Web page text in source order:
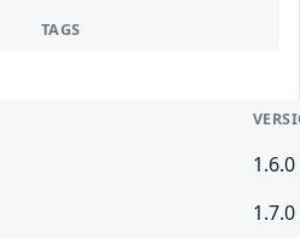
TAGS
1.6.0
1.7.0